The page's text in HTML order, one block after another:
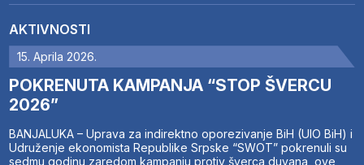
AKTIVNOSTI
15. Aprila 2026.
POKRENUTA KAMPANJA “STOP ŠVERCU
2026”
BANJALUKA – Uprava za indirektno oporezivanje BiH (UIO BiH) i
Udruženje ekonomista Republike Srpske “SWOT” pokrenuli su
sedmu godinu zaredom kampanju protiv šverca duvana, ove